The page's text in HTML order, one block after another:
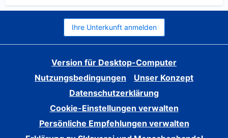
Ihre Unterkunft anmelden
Version für Desktop-Computer
Nutzungsbedingungen
Unser Konzept
Datenschutzerklärung
Cookie-Einstellungen verwalten
Persönliche Empfehlungen verwalten